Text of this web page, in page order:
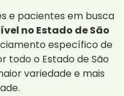
e pacientes em busca
no Estado de São
específico de
todo o Estado de São
variedade e mais